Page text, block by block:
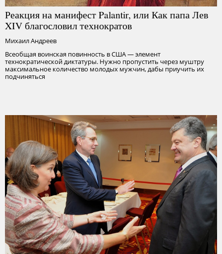
Реакция на манифест Palantir, или Как папа Лев
XIV благословил технократов
Михаил Андреев
Всеобщая воинская повинность в США — элемент
технократической диктатуры. Нужно пропустить через муштру
максимальное количество молодых мужчин, дабы приучить их
подчиняться